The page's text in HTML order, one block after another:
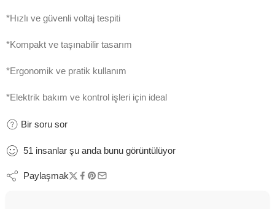
*Hızlı ve güvenli voltaj tespiti
*Kompakt ve taşınabilir tasarım
*Ergonomik ve pratik kullanım
*Elektrik bakım ve kontrol işleri için ideal
Bir soru sor
51 insanlar şu anda bunu görüntülüyor
Paylaşmak